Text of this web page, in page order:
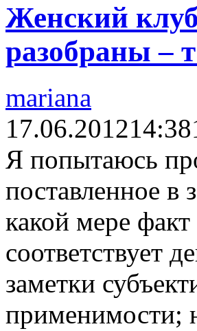
Женский
разобраны –
mariana
17.06.201214:38
Я попытаюсь
поставленное в
какой мере
соответствует
заметки
применимости;